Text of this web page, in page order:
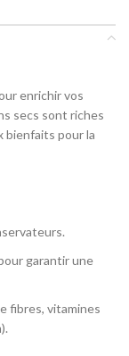
enrichir vos
secs sont riches
bienfaits pour la
garantir une
fibres, vitamines